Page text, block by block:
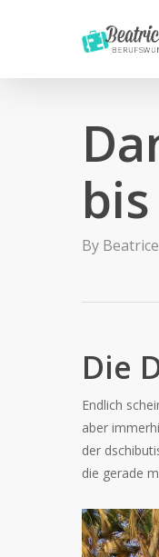
content
By
Die
Endlich
aber
der
die gerade